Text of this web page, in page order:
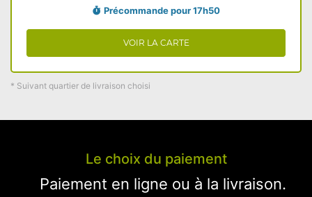
Précommande pour 17h50
VOIR LA CARTE
* Suivant quartier de livraison choisi
Le choix du paiement
Paiement en ligne ou à la livraison.